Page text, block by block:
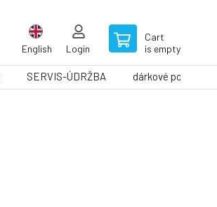
English Login
Cart
is empty
SERVIS-ÚDRŽBA dárkové poukazy